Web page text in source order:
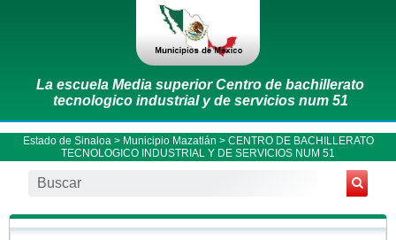
La escuela Media superior Centro de bachillerato
tecnologico industrial y de servicios num 51
Estado de Sinaloa > Municipio Mazatlán > CENTRO DE BACHILLERATO
TECNOLOGICO INDUSTRIAL Y DE SERVICIOS NUM 51